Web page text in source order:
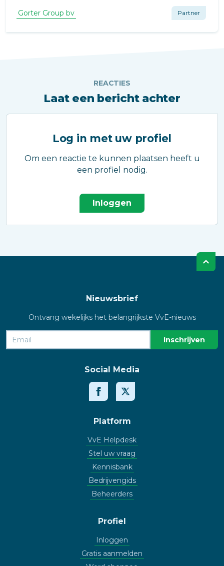
een cruciale rol. Het project, ontworpen door
Kraaijvanger en ontwikkeld door Greystar,
wordt gerealiseerd door Waal Bouw
Gorter Group bv Partner
REACTIES
Laat een bericht achter
Log in met uw profiel
Om een reactie te kunnen plaatsen heeft u
een profiel nodig.
Inloggen
Nieuwsbrief
Ontvang wekelijks het belangrijkste VvE-nieuws
Social Media
Platform
VvE Helpdesk
Stel uw vraag
Kennisbank
Bedrijvengids
Beheerders
Profiel
Inloggen
Gratis aanmelden